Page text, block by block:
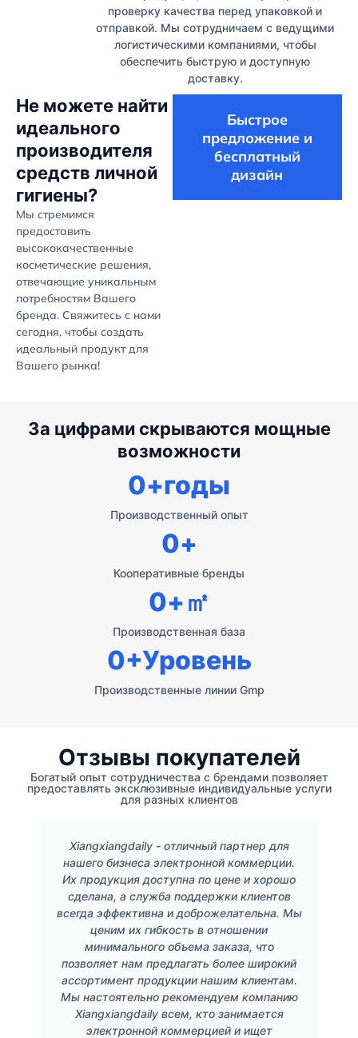
проверку качества перед упаковкой и
отправкой. Мы сотрудничаем с ведущими
логистическими компаниями, чтобы
обеспечить быструю и доступную
доставку.
Не можете найти
идеального
производителя
средств личной
гигиены?
Мы стремимся
предоставить
высококачественные
косметические решения,
отвечающие уникальным
потребностям Вашего
бренда. Свяжитесь с нами
сегодня, чтобы создать
идеальный продукт для
Вашего рынка!
Быстрое
предложение и
бесплатный
дизайн
За цифрами скрываются мощные
возможности
Производственный опыт
0+годы
Кооперативные бренды
0+
Производственная база
0+㎡
Производственные линии Gmp
0+Уровень
Отзывы покупателей
Богатый опыт сотрудничества с брендами позволяет
предоставлять эксклюзивные индивидуальные услуги
для разных клиентов
Xiangxiangdaily - отличный партнер для
нашего бизнеса электронной коммерции.
Их продукция доступна по цене и хорошо
сделана, а служба поддержки клиентов
всегда эффективна и доброжелательна. Мы
ценим их гибкость в отношении
минимального объема заказа, что
позволяет нам предлагать более широкий
ассортимент продукции нашим клиентам.
Мы настоятельно рекомендуем компанию
Xiangxiangdaily всем, кто занимается
электронной коммерцией и ищет